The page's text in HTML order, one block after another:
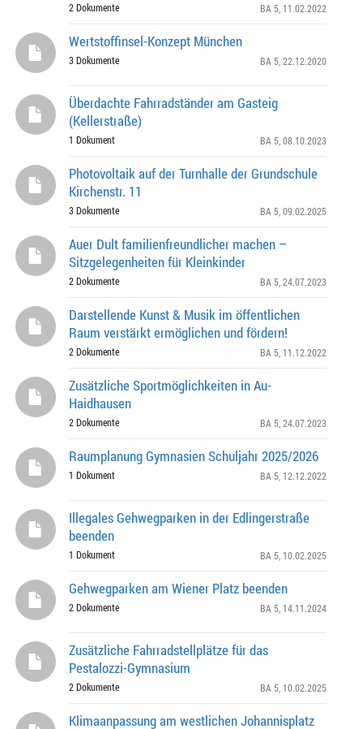
2 Dokumente BA 5 , 11.02.2022
Wertstoffinsel-Konzept München
3 Dokumente BA 5 , 22.12.2020
Überdachte Fahrradständer am Gasteig
(Kellerstraße)
1 Dokument BA 5 , 08.10.2023
Photovoltaik auf der Turnhalle der Grundschule
Kirchenstr. 11
3 Dokumente BA 5 , 09.02.2025
Auer Dult familienfreundlicher machen –
Sitzgelegenheiten für Kleinkinder
2 Dokumente BA 5 , 24.07.2023
Darstellende Kunst & Musik im öffentlichen
Raum verstärkt ermöglichen und fördern!
2 Dokumente BA 5 , 11.12.2022
Zusätzliche Sportmöglichkeiten in Au-
Haidhausen
2 Dokumente BA 5 , 24.07.2023
Raumplanung Gymnasien Schuljahr 2025/2026
1 Dokument BA 5 , 12.12.2022
Illegales Gehwegparken in der Edlingerstraße
beenden
1 Dokument BA 5 , 10.02.2025
Gehwegparken am Wiener Platz beenden
2 Dokumente BA 5 , 14.11.2024
Zusätzliche Fahrradstellplätze für das
Pestalozzi-Gymnasium
2 Dokumente BA 5 , 10.02.2025
Klimaanpassung am westlichen Johannisplatz